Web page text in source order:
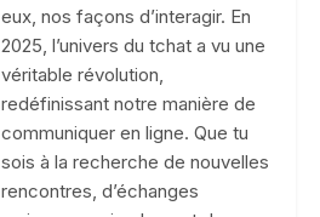
eux, nos façons d’interagir. En
2025, l’univers du tchat a vu une
véritable révolution,
redéfinissant notre manière de
communiquer en ligne. Que tu
sois à la recherche de nouvelles
rencontres, d’échanges